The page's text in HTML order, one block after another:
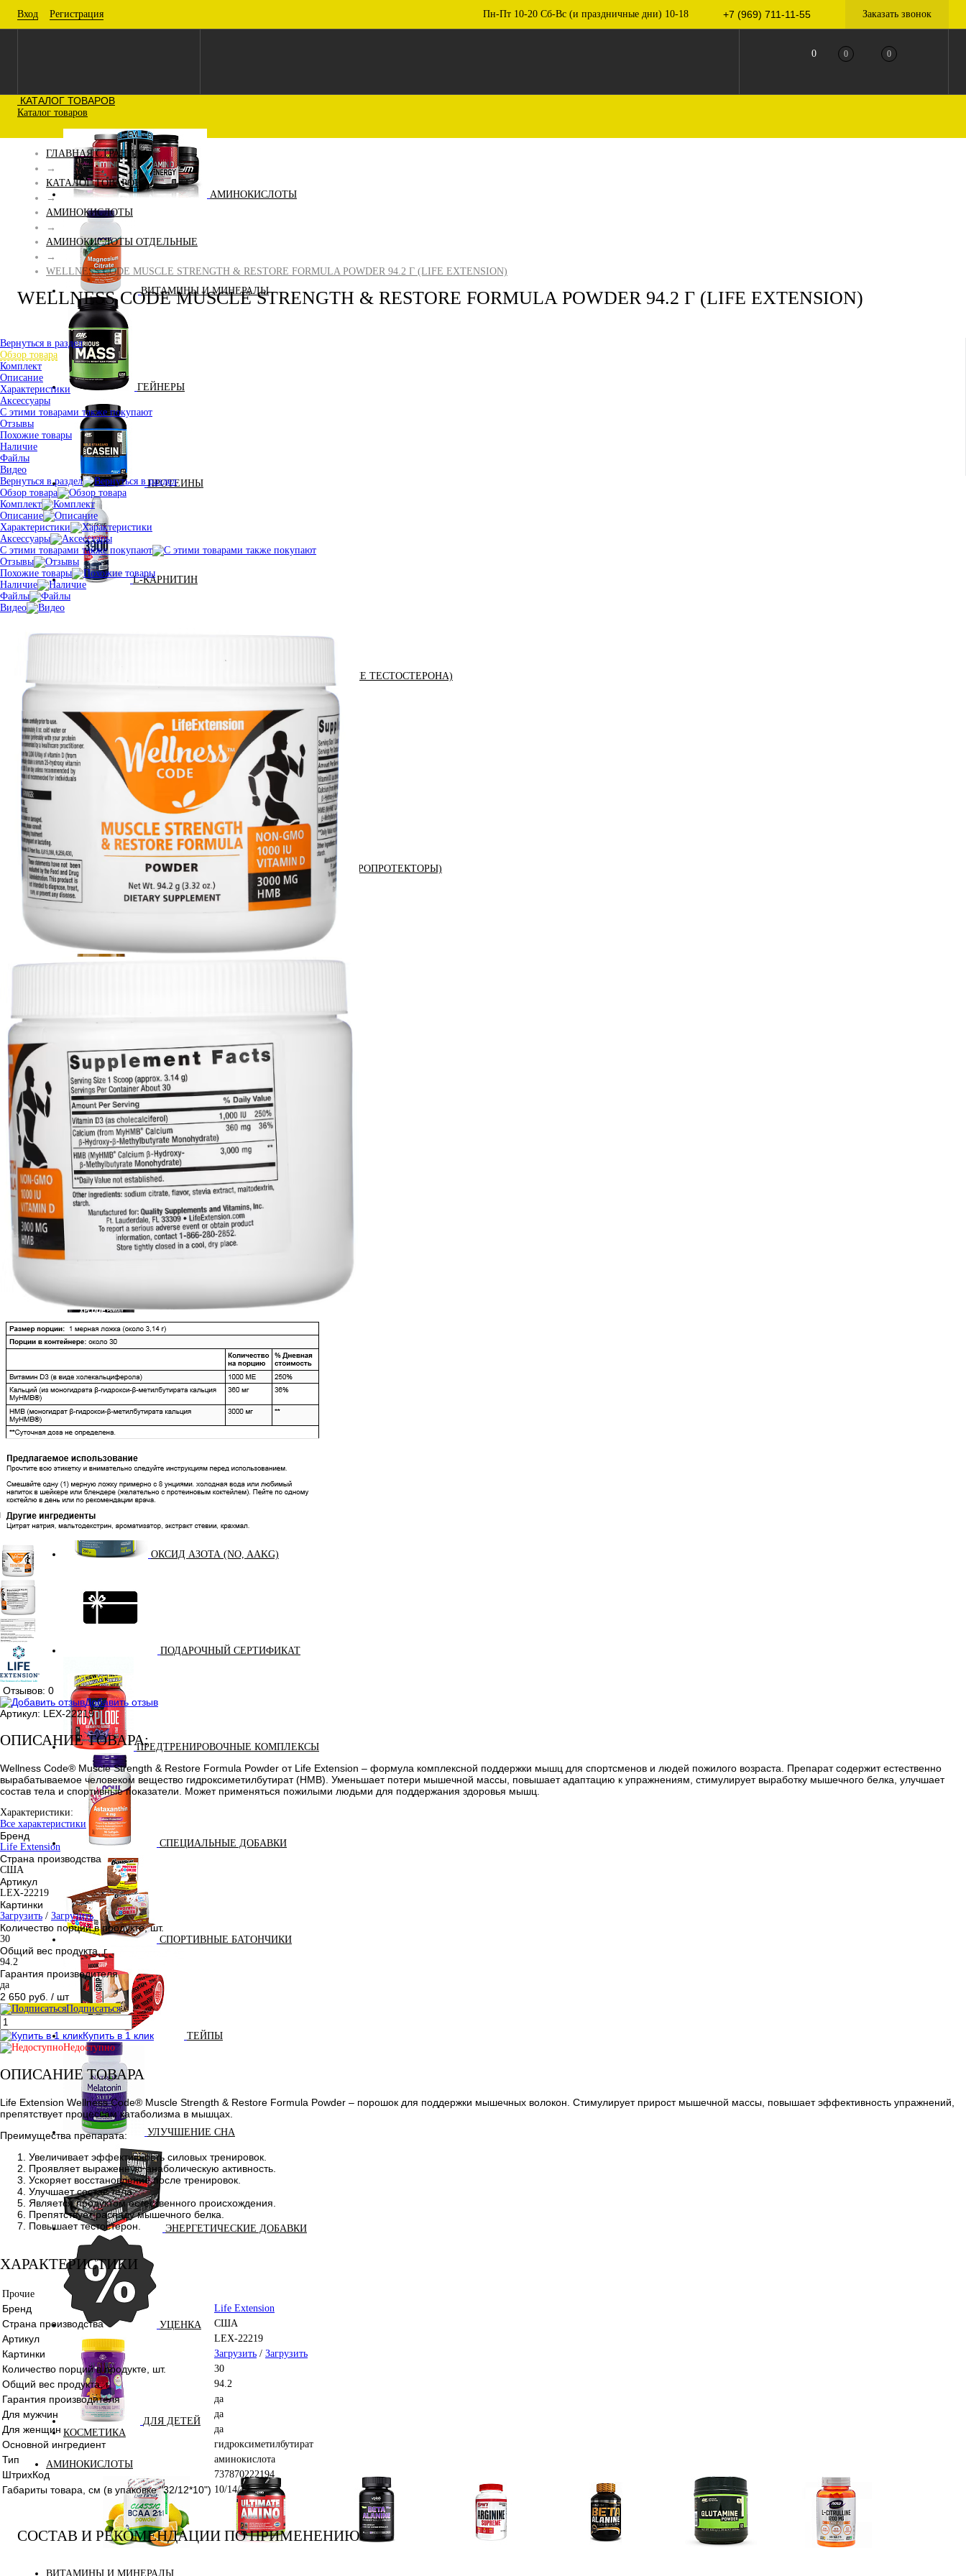
Вход Регистрация Пн-Пт 10-20 Сб-Вс (и праздничные дни) 10-18 +7 (969) 711-11-55 Заказать звонок
0 0 0
КАТАЛОГ ТОВАРОВ
Каталог товаров
АМИНОКИСЛОТЫ
ВИТАМИНЫ И МИНЕРАЛЫ
ГЕЙНЕРЫ
ПРОТЕИНЫ
L-КАРНИТИН
АНАБОЛИЧЕСКИЕ КОМПЛЕКСЫ(ПОВЫШЕНИЕ ТЕСТОСТЕРОНА)
АКСЕССУАРЫ
ДОБАВКИ ДЛЯ СУСТАВОВ И СВЯЗОК (ХОНДРОПРОТЕКТОРЫ)
ЖИРОСЖИГАТЕЛИ
ЗМА (ZMA)
ЗДОРОВЬЕ И ДОЛГОЛЕТИЕ
КРЕАТИН
ОДЕЖДА ДЛЯ ТРЕНИРОВОК
ОКСИД АЗОТА (NO, AAKG)
ПОДАРОЧНЫЙ СЕРТИФИКАТ
ПРЕДТРЕНИРОВОЧНЫЕ КОМПЛЕКСЫ
СПЕЦИАЛЬНЫЕ ДОБАВКИ
СПОРТИВНЫЕ БАТОНЧИКИ
ТЕЙПЫ
УЛУЧШЕНИЕ СНА
ЭНЕРГЕТИЧЕСКИЕ ДОБАВКИ
УЦЕНКА
ДЛЯ ДЕТЕЙ
КОСМЕТИКА
АМИНОКИСЛОТЫ
ВИТАМИНЫ И МИНЕРАЛЫ
ГЛАВНАЯ СТРАНИЦА
→
КАТАЛОГ ТОВАРОВ
→
АМИНОКИСЛОТЫ
→
АМИНОКИСЛОТЫ ОТДЕЛЬНЫЕ
→
WELLNESS CODE MUSCLE STRENGTH & RESTORE FORMULA POWDER 94.2 Г (LIFE EXTENSION)
WELLNESS CODE MUSCLE STRENGTH & RESTORE FORMULA POWDER 94.2 Г (LIFE EXTENSION)
Вернуться в раздел
Обзор товара
Комплект
Описание
Характеристики
Аксессуары
С этими товарами также покупают
Отзывы
Похожие товары
Наличие
Файлы
Видео
Вернуться в раздел
Обзор товара
Комплект
Описание
Характеристики
Аксессуары
С этими товарами также покупают
Отзывы
Похожие товары
Наличие
Файлы
Видео
Отзывов: 0
Добавить отзыв
Артикул: LEX-22219
ОПИСАНИЕ ТОВАРА:
Wellness Code® Muscle Strength & Restore Formula Powder от Life Extension – формула комплексной поддержки мышц для спортсменов и людей пожилого возраста. Препарат содержит естественно
вырабатываемое человеком вещество гидроксиметилбутират (HMB). Уменьшает потери мышечной массы, повышает адаптацию к упражнениям, стимулирует выработку мышечного белка, улучшает
состав тела и спортивные показатели. Может применяться пожилыми людьми для поддержания здоровья мышц.
Характеристики:
Все характеристики
Бренд
Life Extension
Страна производства
США
Артикул
LEX-22219
Картинки
Загрузить / Загрузить
Количество порций в продукте, шт.
30
Общий вес продукта, г
94.2
Гарантия производителя
да
2 650 руб. / шт
Подписаться
Купить в 1 клик
Недоступно
ОПИСАНИЕ ТОВАРА
Life Extension Wellness Code® Muscle Strength & Restore Formula Powder – порошок для поддержки мышечных волокон. Стимулирует прирост мышечной массы, повышает эффективность упражнений,
препятствует процессам катаболизма в мышцах.
Преимущества препарата:
Увеличивает эффективность силовых тренировок.
Проявляет выраженную анаболическую активность.
Ускоряет восстановление после тренировок.
Улучшает состав тела.
Является продуктом естественного происхождения.
Препятствует распаду мышечного белка.
Повышает тестостерон.
ХАРАКТЕРИСТИКИ
Прочие
Бренд Life Extension
Страна производства США
Артикул LEX-22219
Картинки Загрузить / Загрузить
Количество порций в продукте, шт. 30
Общий вес продукта, г 94.2
Гарантия производителя да
Для мужчин да
Для женщин да
Основной ингредиент гидроксиметилбутират
Тип аминокислота
ШтрихКод 737870222194
Габариты товара, см (в упаковке "32/12*10") 10/14/17
СОСТАВ И РЕКОМЕНДАЦИИ ПО ПРИМЕНЕНИЮ